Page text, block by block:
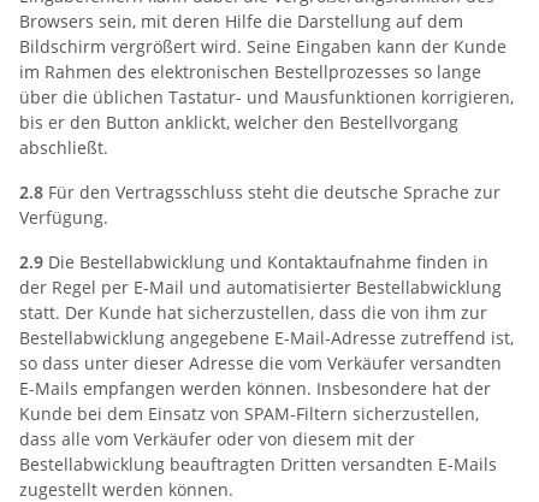
Browsers sein, mit deren Hilfe die Darstellung auf dem
Bildschirm vergrößert wird. Seine Eingaben kann der Kunde
im Rahmen des elektronischen Bestellprozesses so lange
über die üblichen Tastatur- und Mausfunktionen korrigieren,
bis er den Button anklickt, welcher den Bestellvorgang
abschließt.
2.8 Für den Vertragsschluss steht die deutsche Sprache zur
Verfügung.
2.9 Die Bestellabwicklung und Kontaktaufnahme finden in
der Regel per E-Mail und automatisierter Bestellabwicklung
statt. Der Kunde hat sicherzustellen, dass die von ihm zur
Bestellabwicklung angegebene E-Mail-Adresse zutreffend ist,
so dass unter dieser Adresse die vom Verkäufer versandten
E-Mails empfangen werden können. Insbesondere hat der
Kunde bei dem Einsatz von SPAM-Filtern sicherzustellen,
dass alle vom Verkäufer oder von diesem mit der
Bestellabwicklung beauftragten Dritten versandten E-Mails
zugestellt werden können.